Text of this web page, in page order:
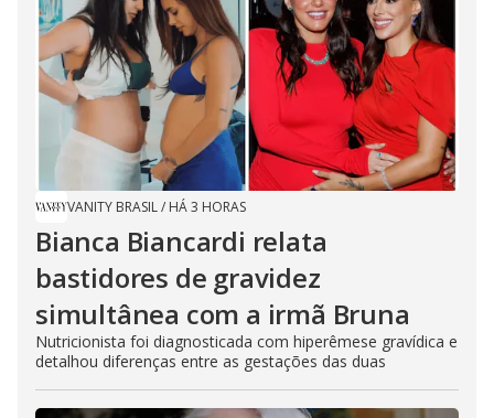
VANITY BRASIL/ HÁ 3 HORAS
Bianca Biancardi relata
bastidores de gravidez
simultânea com a irmã Bruna
Nutricionista foi diagnosticada com hiperêmese gravídica e
detalhou diferenças entre as gestações das duas